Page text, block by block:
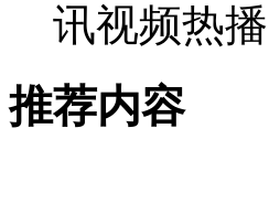
讯视频热
推荐内容